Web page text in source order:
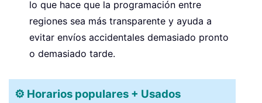
lo que hace que la programación entre
regiones sea más transparente y ayuda a
evitar envíos accidentales demasiado pronto
o demasiado tarde.
⚙️ Horarios populares + Usados